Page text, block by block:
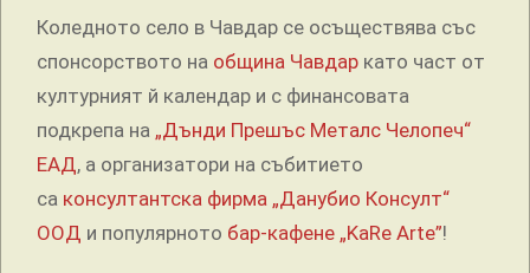
Коледното село в Чавдар се осъществява със
спонсорството на община Чавдар като част от
културният й календар и с финансовата
подкрепа на „Дънди Прешъс Металс Челопеч“
ЕАД, а организатори на събитието
са консултантска фирма „Данубио Консулт“
ООД и популярното бар-кафене „KaRe Arte”!